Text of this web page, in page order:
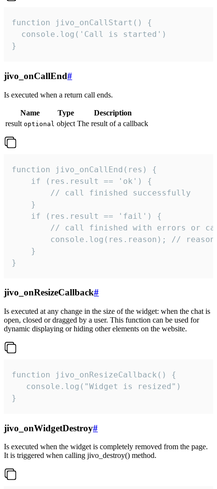
function jivo_onCallStart() {
  console.log('Call is started')
}
jivo_onCallEnd#
Is executed when a return call ends.
Name Type
Description
result optional object The result of a callback
function jivo_onCallEnd(res) {
    if (res.result == 'ok') {
        // call finished successfully
    }
    if (res.result == 'fail') {
// call finished with errors or
console.log(res.reason); //
    }
}
jivo_onResizeCallback#
Is executed at any change in the size of the widget: when the chat is
open, closed or dragged by a user. This function can be used for
dynamic displaying or hiding other elements on the website.
function jivo_onResizeCallback() {
   console.log("Widget is resized")
}
jivo_onWidgetDestroy#
Is executed when the widget is completely removed from the page.
It is triggered when calling jivo_destroy() method.